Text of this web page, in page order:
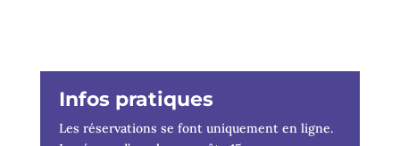
Infos pratiques
Les réservations se font uniquement en ligne.